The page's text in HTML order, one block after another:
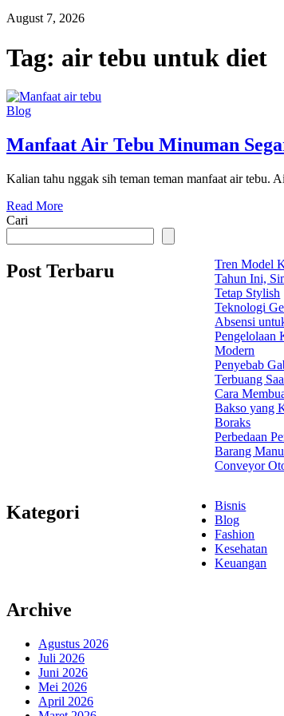
August 7, 2026
Tag: air tebu untuk diet
Blog
Manfaat Air Tebu Minuman
Kalian tahu nggak sih teman teman manfaat air tebu.
Read More
Cari
Post Terbaru
Tren Model
Tahun Ini,
Tetap Stylish
Teknologi
Absensi
Pengelolaan
Modern
Penyebab
Terbuang
Cara
Bakso yang
Boraks
Perbedaan
Barang
Conveyor
Kategori
Bisnis
Blog
Fashion
Kesehatan
Keuangan
Archive
Agustus 2026
Juli 2026
Juni 2026
Mei 2026
April 2026